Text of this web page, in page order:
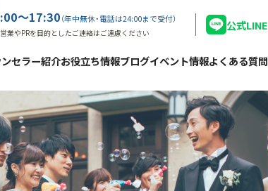
～17:30 （年中無休・電話は24:00まで受付）
業やPRを目的としたご連絡はご遠慮ください
公式LINE
セラー紹介お役立ち情報ブログイベント情報よくある質問